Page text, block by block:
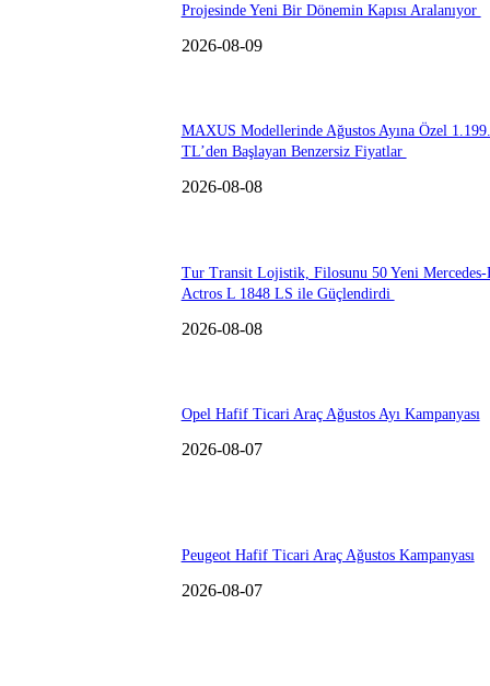
Projesinde Yeni Bir Dönemin Kapısı Aralanıyor
2026-08-09
MAXUS Modellerinde Ağustos Ayına Özel
TL’den Başlayan Benzersiz Fiyatlar
2026-08-08
Tur Transit Lojistik, Filosunu 50 Yeni Mercedes-
Actros L 1848 LS ile Güçlendirdi
2026-08-08
Opel Hafif Ticari Araç Ağustos Ayı Kampanyası
2026-08-07
Peugeot Hafif Ticari Araç Ağustos Kampanyası
2026-08-07